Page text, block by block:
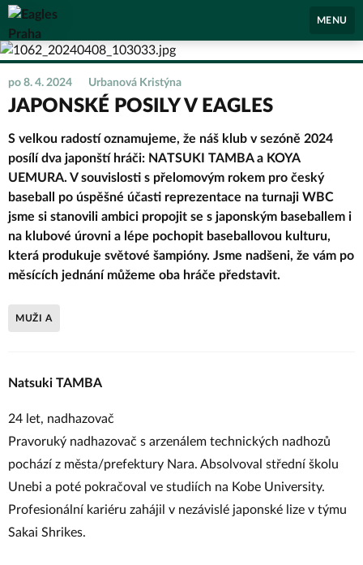
Eagles Praha
MENU
po 8. 4. 2024 Urbanová Kristýna
JAPONSKÉ POSILY V EAGLES
S velkou radostí oznamujeme, že náš klub v sezóně 2024
posílí dva japonští hráči: NATSUKI TAMBA a KOYA
UEMURA. V souvislosti s přelomovým rokem pro český
baseball po úspěšné účasti reprezentace na turnaji WBC
jsme si stanovili ambici propojit se s japonským baseballem i
na klubové úrovni a lépe pochopit baseballovou kulturu,
která produkuje světové šampióny. Jsme nadšeni, že vám po
měsících jednání můžeme oba hráče představit.
MUŽI A
Natsuki TAMBA
24 let, nadhazovač
Pravoruký nadhazovač s arzenálem technických nadhozů
pochází z města/prefektury Nara. Absolvoval střední školu
Unebi a poté pokračoval ve studiích na Kobe University.
Profesionální kariéru zahájil v nezávislé japonské lize v týmu
Sakai Shrikes.